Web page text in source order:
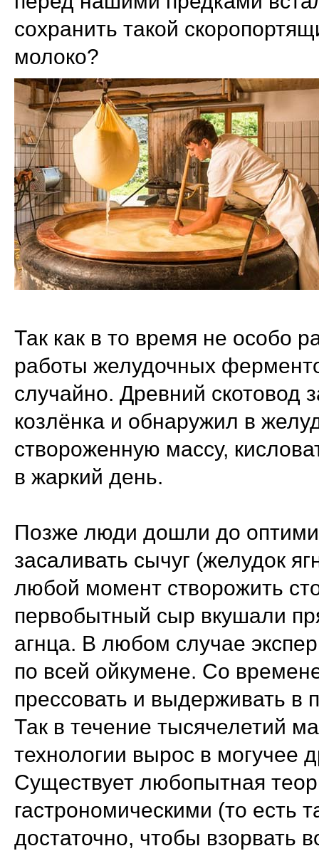
сохранить такой
молоко?
Так как в то время не особо
работы желудочных
случайно. Древний скотовод
козлёнка и обнаружил в
створоженную массу,
в жаркий день.
Позже люди дошли до
засаливать сычуг (желудок
любой момент створожить
первобытный сыр вкушали
агнца. В любом случае
по всей ойкумене. Со
прессовать и выдерживать в
Так в течение тысячелетий
технологии вырос в могучее
Существует любопытная
гастрономическими (то есть
достаточно, чтобы взорвать